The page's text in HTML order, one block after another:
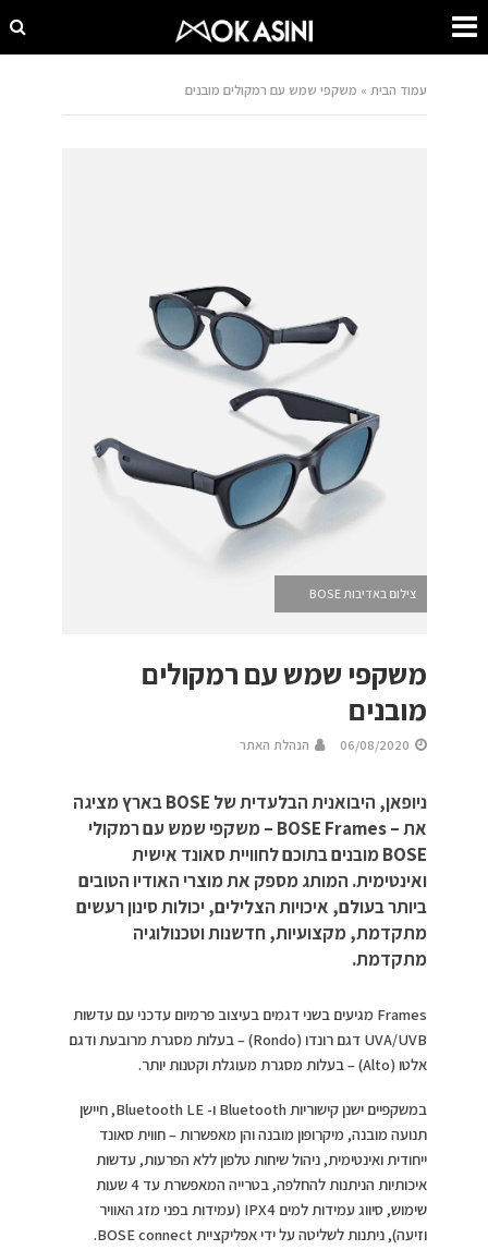
עמוד הבית » משקפי שמש עם רמקולים מובנים
צילום באדיבות BOSE
משקפי שמש עם רמקולים
מובנים
06/08/2020 הנהלת האתר
ניופאן, היבואנית הבלעדית של BOSE בארץ מציגה
את – BOSE Frames – משקפי שמש עם רמקולי
BOSE מובנים בתוכם לחוויית סאונד אישית
ואינטימית. המותג מספק את מוצרי האודיו הטובים
ביותר בעולם, איכויות הצלילים, יכולות סינון רעשים
מתקדמת, מקצועיות, חדשנות וטכנולוגיה
מתקדמת.
Frames מגיעים בשני דגמים בעיצוב פרמיום עדכני עם עדשות
UVA/UVB דגם רונדו (Rondo) – בעלות מסגרת מרובעת ודגם
אלטו (Alto) – בעלות מסגרת מעוגלת וקטנות יותר.
במשקפיים ישנן קישוריות Bluetooth ו- Bluetooth LE, חיישן
תנועה מובנה, מיקרופון מובנה והן מאפשרות – חווית סאונד
ייחודית ואינטימית, ניהול שיחות טלפון ללא הפרעות, עדשות
איכותיות הניתנות להחלפה, בטרייה המאפשרת עד 4 שעות
שימוש, סיווג עמידות למים IPX4 (עמידות בפני מזג האוויר
וזיעה), ניתנות לשליטה על ידי אפליקציית BOSE connect.